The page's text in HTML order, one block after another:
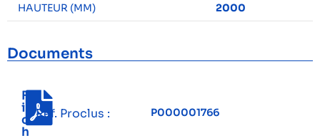
HAUTEUR (MM)
2000
Documents
F
i
c
h
Réf. Proclus : P000001766